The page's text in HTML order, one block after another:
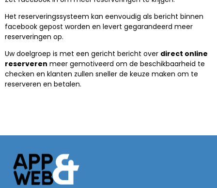
Het reserveringssysteem kan eenvoudig als bericht binnen
facebook gepost worden en levert gegarandeerd meer
reserveringen op.
Uw doelgroep is met een gericht bericht over direct online
reserveren meer gemotiveerd om de beschikbaarheid te
checken en klanten zullen sneller de keuze maken om te
reserveren en betalen.